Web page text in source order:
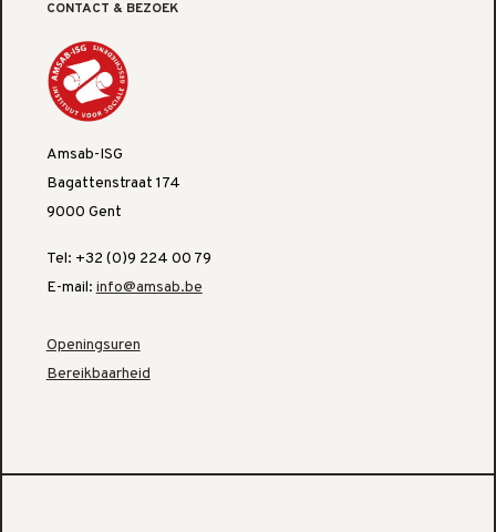
CONTACT & BEZOEK
Amsab-ISG
Bagattenstraat 174
9000 Gent
Tel: +32 (0)9 224 00 79
E-mail: info@amsab.be
Openingsuren
Bereikbaarheid